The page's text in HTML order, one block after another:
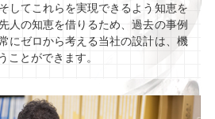
してこれらを実現できるよう知恵を
人の知恵を借りるため、過去の事例
にゼロから考える当社の設計は、機
ことができます。